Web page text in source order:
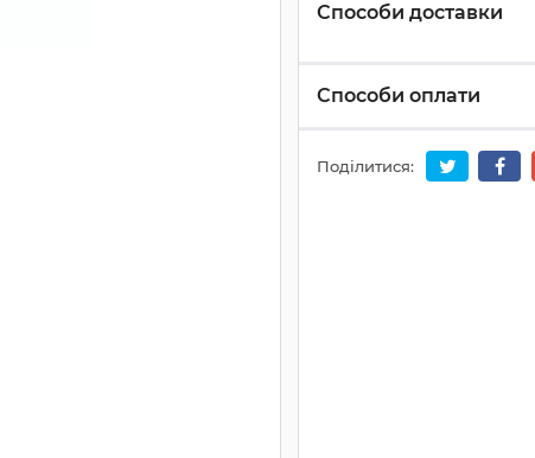
Способи доставки
Способи оплати
Поділитися: